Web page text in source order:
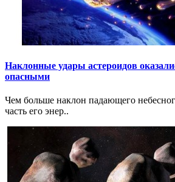
Наклонные удары астероидов
опасными
Чем больше наклон падающего
часть его энер..